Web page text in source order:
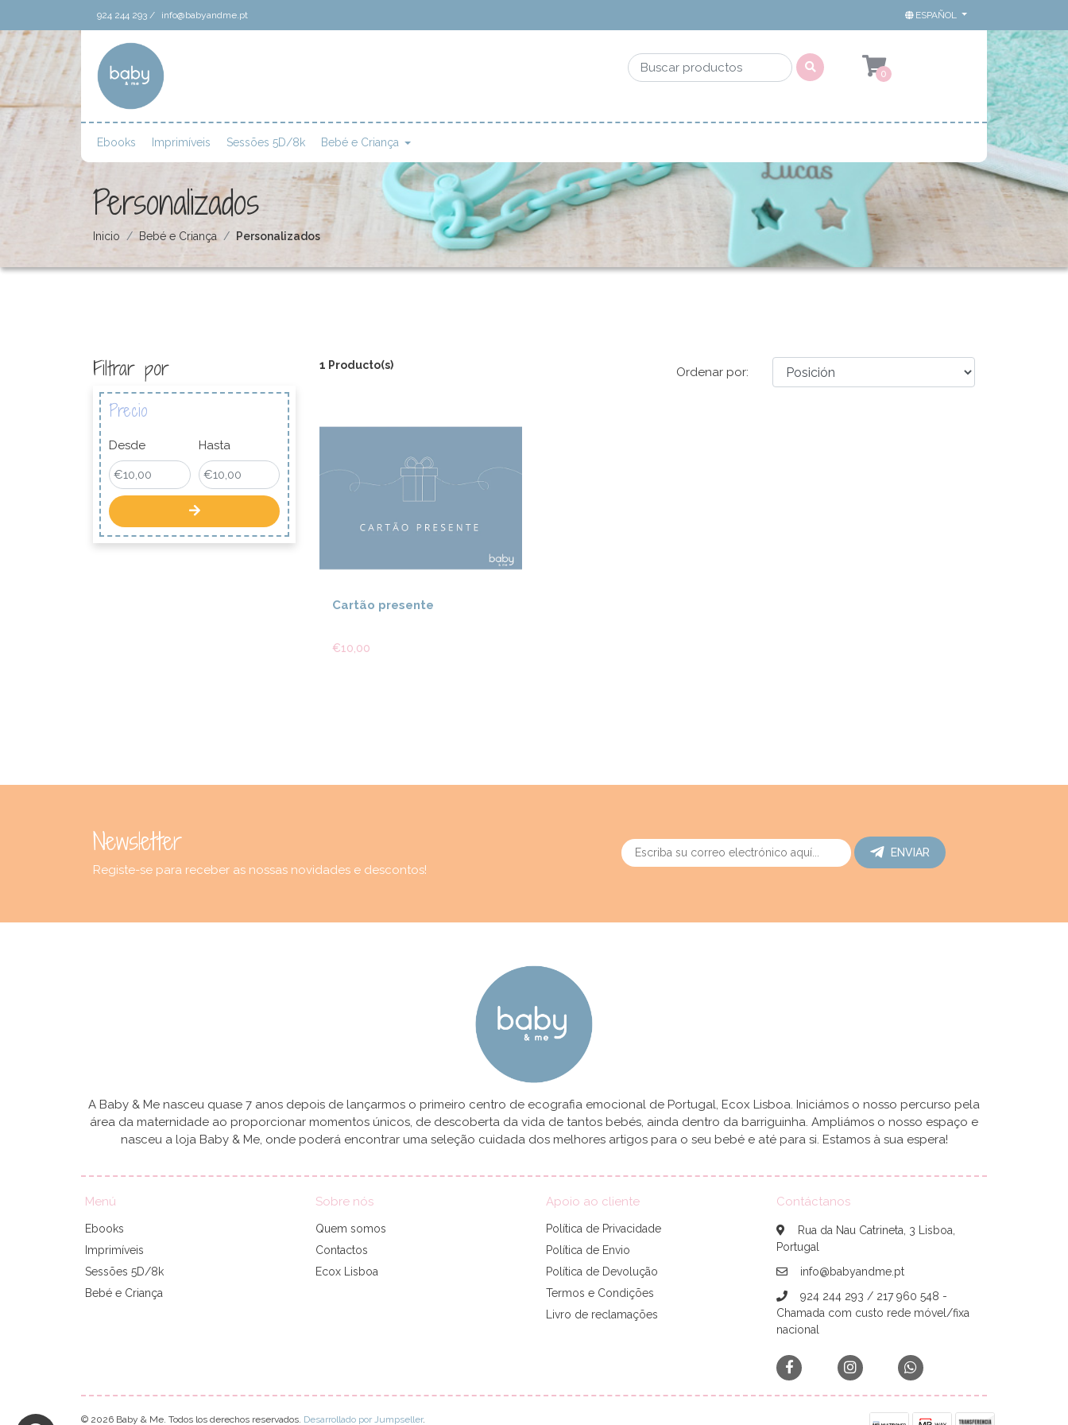
924 244 293 / info@babyandme.pt ESPAÑOL
0
Ebooks Imprimíveis Sessões 5D/8k Bebé e Criança
Personalizados
Inicio Bebé e Criança Personalizados
Filtrar por
Precio
Desde Hasta
1 Producto(s) Ordenar por:
Cartão presente
€10,00
Newsletter
Registe-se para receber as nossas novidades e descontos!
ENVIAR
A Baby & Me nasceu quase 7 anos depois de lançarmos o primeiro centro de ecografia emocional de Portugal, Ecox Lisboa. Iniciámos o nosso percurso pela
área da maternidade ao proporcionar momentos únicos, de descoberta da vida de tantos bebés, ainda dentro da barriguinha. Ampliámos o nosso espaço e
nasceu a loja Baby & Me, onde poderá encontrar uma seleção cuidada dos melhores artigos para o seu bebé e até para si. Estamos à sua espera!
Menú
Ebooks
Imprimíveis
Sessões 5D/8k
Bebé e Criança
Sobre nós
Quem somos
Contactos
Ecox Lisboa
Apoio ao cliente
Política de Privacidade
Política de Envio
Política de Devolução
Termos e Condições
Livro de reclamações
Contáctanos
Rua da Nau Catrineta, 3 Lisboa,
Portugal
info@babyandme.pt
924 244 293 / 217 960 548 -
Chamada com custo rede móvel/fixa
nacional
© 2026 Baby & Me. Todos los derechos reservados. Desarrollado por Jumpseller.